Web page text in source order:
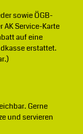
sowie ÖGB-
Service-Karte
auf eine
erstattet.
Gerne
und servieren